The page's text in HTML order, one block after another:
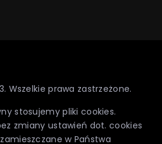
Wszelkie prawa zastrzeżone.
stosujemy pliki cookies.
zmiany ustawień dot. cookies
w Państwa